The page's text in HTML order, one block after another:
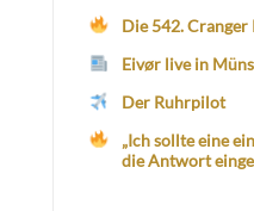
Die 542. Cranger
Eivør live in
Der Ruhrpilot
„Ich sollte eine
die Antwort